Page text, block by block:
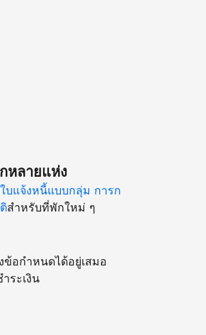
หลายแห่ง
บแจ้งหนี้แบบกลุ่ม การก
สำหรับที่พักใหม่ ๆ
ข้อกำหนดได้อยู่เสมอ
ระเงิน